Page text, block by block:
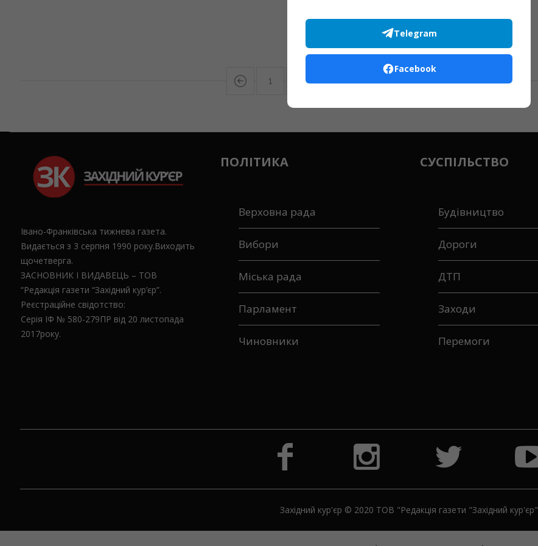
1 7 8
Івано-Франківська тижнева газета.
Видається з 3 серпня 1990 року.Виходить
щочетверга.
ЗАСНОВНИК І ВИДАВЕЦЬ – ТОВ
“Редакція газети “Західний кур’єр”.
Реєстраційне свідотство:
Серія ІФ № 580-279ПР від 20 листопада
2017року.
ПОЛІТИКА
Верховна рада
Вибори
Міська рада
Парламент
Чиновники
СУСПІЛЬСТВО
Будівництво
Дороги
ДТП
Заходи
Перемоги
Західний кур'єр © 2020 ТОВ "Редакція газети "Західний кур'єр"
Telegram
Facebook